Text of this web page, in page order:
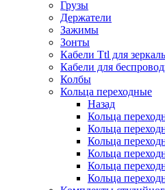
Грузы
Держатели
Зажимы
Зонты
Кабели Ttl для
Кабели для
Колбы
Кольца переходные
Назад
Кольца
Кольца
Кольца
Кольца
Кольца
Кольца